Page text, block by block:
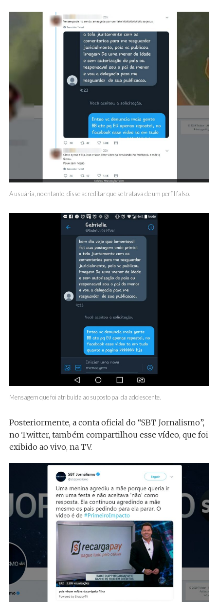
A usuária, no entanto, disse acreditar que se tratava de um perfil falso.
Mensagem que foi atribuída ao suposto pai da adolescente.
Posteriormente, a conta oficial do “SBT Jornalismo”,
no Twitter, também compartilhou esse vídeo, que foi
exibido ao vivo, na TV.